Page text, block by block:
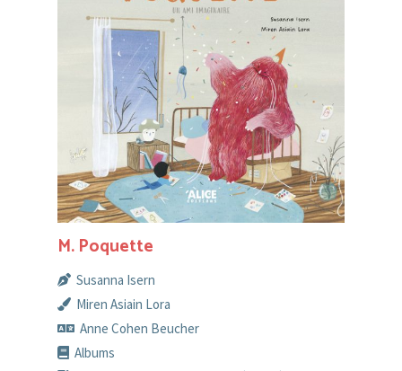
M. Poquette
Susanna Isern
Miren Asiain Lora
Anne Cohen Beucher
Albums